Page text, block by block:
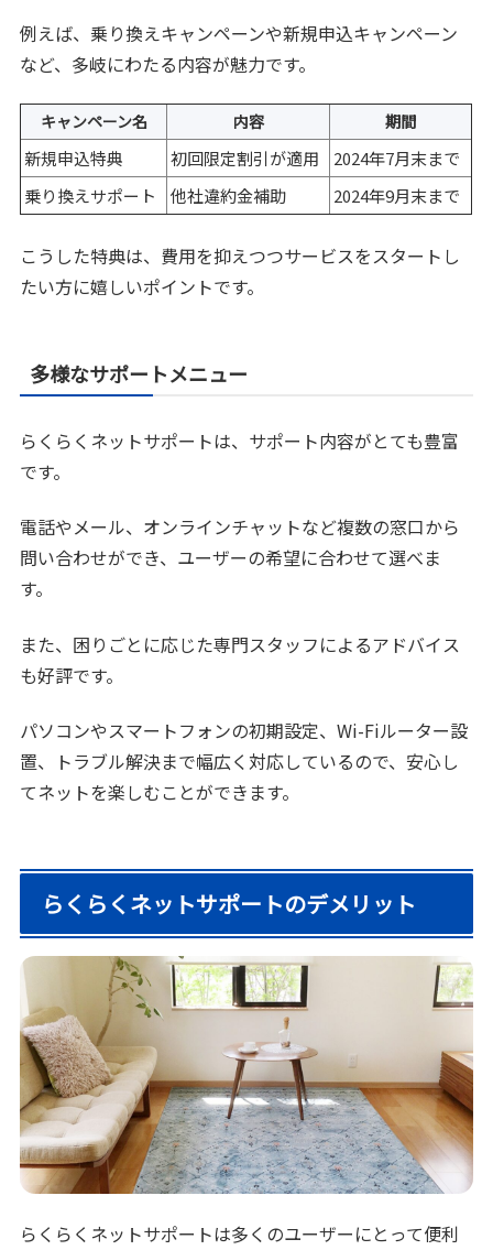
例えば、乗り換えキャンペーンや新規申込キャンペーン
など、多岐にわたる内容が魅力です。
キャンペーン名 内容 期間
新規申込特典 初回限定割引が適用
2024年7月末まで
乗り換えサポート
他社違約金補助 2024年9月末まで
こうした特典は、費用を抑えつつサービスをスタートし
たい方に嬉しいポイントです。
多様なサポートメニュー
らくらくネットサポートは、サポート内容がとても豊富
です。
電話やメール、オンラインチャットなど複数の窓口から
問い合わせができ、ユーザーの希望に合わせて選べま
す。
また、困りごとに応じた専門スタッフによるアドバイス
も好評です。
パソコンやスマートフォンの初期設定、Wi-Fiルーター設
置、トラブル解決まで幅広く対応しているので、安心し
てネットを楽しむことができます。
らくらくネットサポートのデメリット
らくらくネットサポートは多くのユーザーにとって便利